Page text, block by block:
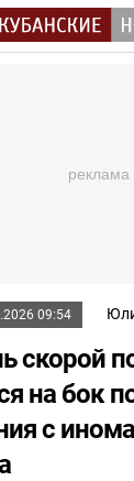
09:54
скорой
на бок
с